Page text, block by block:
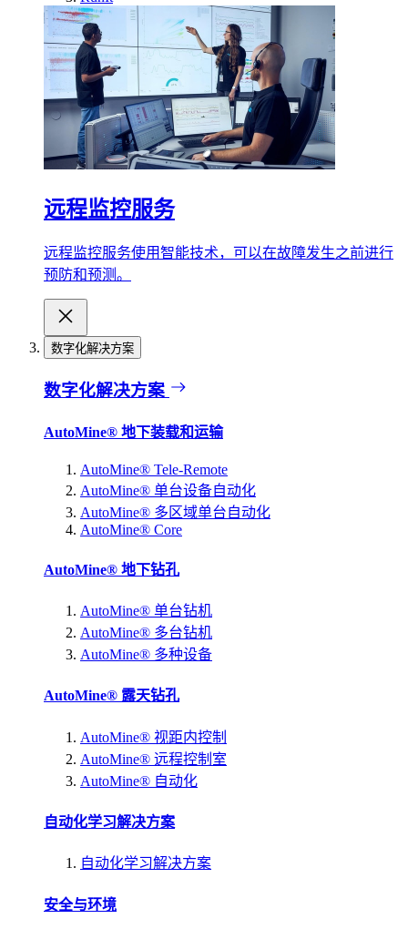
远程监控服务
远程监控服务使用智能技术，可以在故障发生之前进行
预防和预测。
数字化解决方案
数字化解决方案
AutoMine® 地下装载和运输
AutoMine® Tele-Remote
AutoMine® 单台设备自动化
AutoMine® 多区域单台自动化
AutoMine® Core
AutoMine® 地下钻孔
AutoMine® 单台钻机
AutoMine® 多台钻机
AutoMine® 多种设备
AutoMine® 露天钻孔
AutoMine® 视距内控制
AutoMine® 远程控制室
AutoMine® 自动化
自动化学习解决方案
自动化学习解决方案
安全与环境